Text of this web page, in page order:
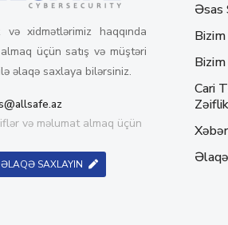
və xidmətlərimiz haqqında
üçün satış və müştəri
əlaqə saxlaya bilərsiniz.
və məlumat almaq üçün
SAXLAYIN
Əsas
Bizim
Cari
Əlaqə